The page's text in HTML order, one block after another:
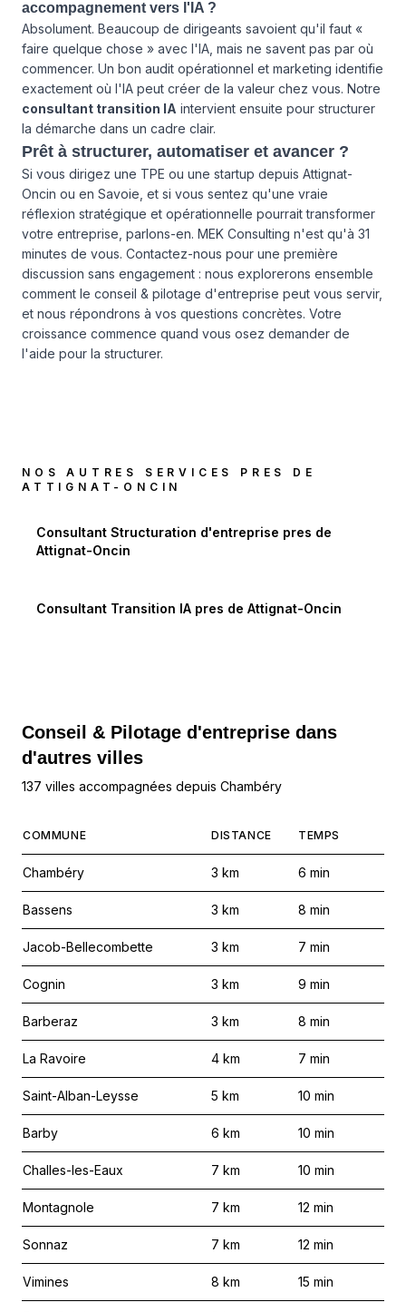
accompagnement vers l'IA ?
Absolument. Beaucoup de dirigeants savoient qu'il faut «
faire quelque chose » avec l'IA, mais ne savent pas par où
commencer. Un bon audit opérationnel et marketing identifie
exactement où l'IA peut créer de la valeur chez vous. Notre
consultant transition IA intervient ensuite pour structurer
la démarche dans un cadre clair.
Prêt à structurer, automatiser et avancer ?
Si vous dirigez une TPE ou une startup depuis Attignat-
Oncin ou en Savoie, et si vous sentez qu'une vraie
réflexion stratégique et opérationnelle pourrait transformer
votre entreprise, parlons-en. MEK Consulting n'est qu'à 31
minutes de vous. Contactez-nous pour une première
discussion sans engagement : nous explorerons ensemble
comment le conseil & pilotage d'entreprise peut vous servir,
et nous répondrons à vos questions concrètes. Votre
croissance commence quand vous osez demander de
l'aide pour la structurer.
NOS AUTRES SERVICES PRES DE
ATTIGNAT-ONCIN
Consultant Structuration d'entreprise pres de
Attignat-Oncin
Consultant Transition IA pres de Attignat-Oncin
Conseil & Pilotage d'entreprise dans
d'autres villes
137 villes accompagnées depuis Chambéry
COMMUNE DISTANCE TEMPS
Chambéry 3 km 6 min
Bassens 3 km 8 min
Jacob-Bellecombette 3 km 7 min
Cognin 3 km 9 min
Barberaz 3 km 8 min
La Ravoire 4 km 7 min
Saint-Alban-Leysse 5 km 10 min
Barby 6 km 10 min
Challes-les-Eaux 7 km 10 min
Montagnole 7 km 12 min
Sonnaz 7 km 12 min
Vimines 8 km 15 min